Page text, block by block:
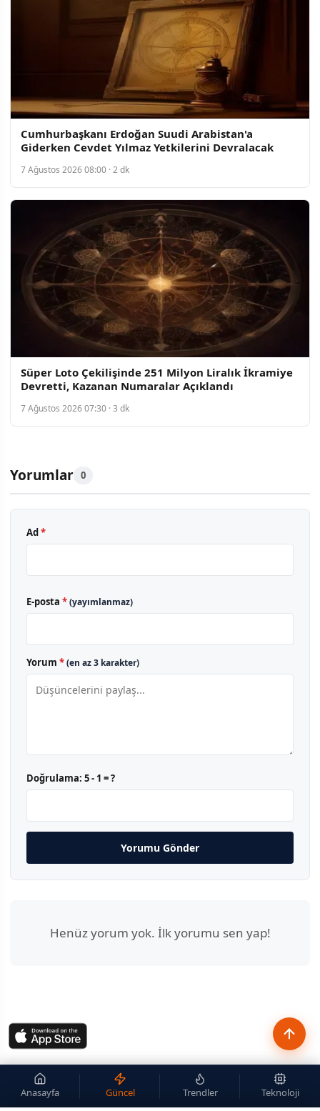
Cumhurbaşkanı Erdoğan Suudi Arabistan'a
Giderken Cevdet Yılmaz Yetkilerini Devralacak
7 Ağustos 2026 08:00 · 2 dk
Süper Loto Çekilişinde 251 Milyon Liralık İkramiye
Devretti, Kazanan Numaralar Açıklandı
7 Ağustos 2026 07:30 · 3 dk
Yorumlar 0
Ad*
E-posta *(yayımlanmaz)
Yorum *(en az 3 karakter)
Doğrulama: 5 - 1 = ?
Yorumu Gönder
Henüz yorum yok. İlk yorumu sen yap!
Anasayfa Güncel Trendler Teknoloji